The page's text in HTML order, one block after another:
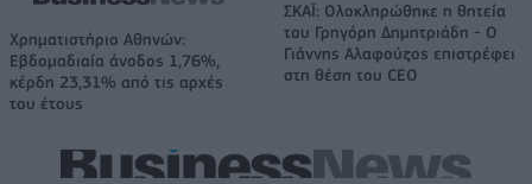
Χρηματιστήριο Αθηνών:
Εβδομαδιαία άνοδος 1,76%,
κέρδη 23,31% από τις αρχές
του έτους
ΣΚΑΪ: Ολοκληρώθηκε η θητεία
του Γρηγόρη Δημητριάδη - Ο
Γιάννης Αλαφούζος επιστρέφει
στη θέση του CEO